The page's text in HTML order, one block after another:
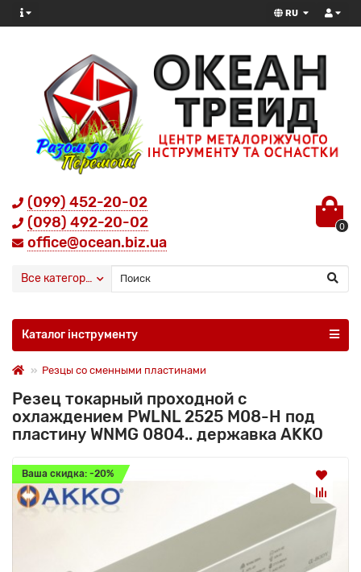
RU
(099) 452-20-02
(098) 492-20-02
office@ocean.biz.ua
0
Все категории
Каталог інструменту
Резцы со сменными пластинами
Резец токарный проходной с
охлаждением PWLNL 2525 M08-H под
пластину WNMG 0804.. державка AKKO
Ваша скидка: -20%